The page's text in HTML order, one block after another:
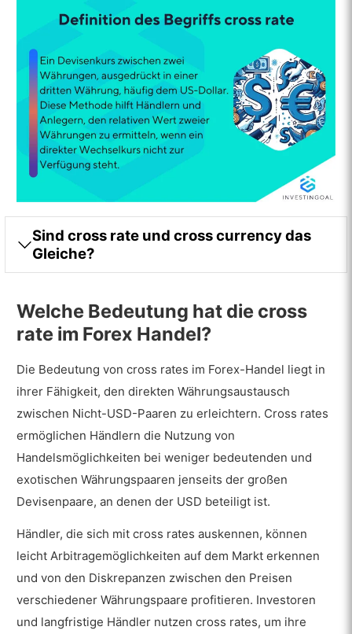
Sind cross rate und cross currency das
Gleiche?
Welche Bedeutung hat die cross
rate im Forex Handel?
Die Bedeutung von cross rates im Forex-Handel liegt in
ihrer Fähigkeit, den direkten Währungsaustausch
zwischen Nicht-USD-Paaren zu erleichtern. Cross rates
ermöglichen Händlern die Nutzung von
Handelsmöglichkeiten bei weniger bedeutenden und
exotischen Währungspaaren jenseits der großen
Devisenpaare, an denen der USD beteiligt ist.
Händler, die sich mit cross rates auskennen, können
leicht Arbitragemöglichkeiten auf dem Markt erkennen
und von den Diskrepanzen zwischen den Preisen
verschiedener Währungspaare profitieren. Investoren
und langfristige Händler nutzen cross rates, um ihre